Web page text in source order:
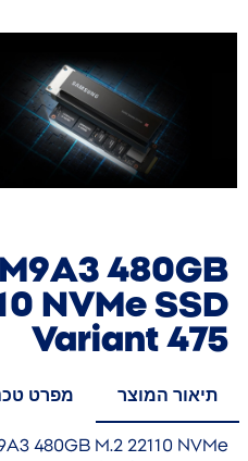
480GB
NVMe SSD
Variant 475
תיאור המוצר מפרט
480GB M.2 22110 NVMe